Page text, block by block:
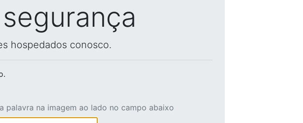
hospedados conosco.
palavra na imagem ao lado no campo abaixo